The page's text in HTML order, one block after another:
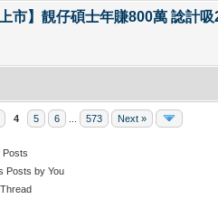
市】靚仔碩士年賺800萬 諗計
of 5 in Average
4 5 6 573 Next »
Posts
Posts by You